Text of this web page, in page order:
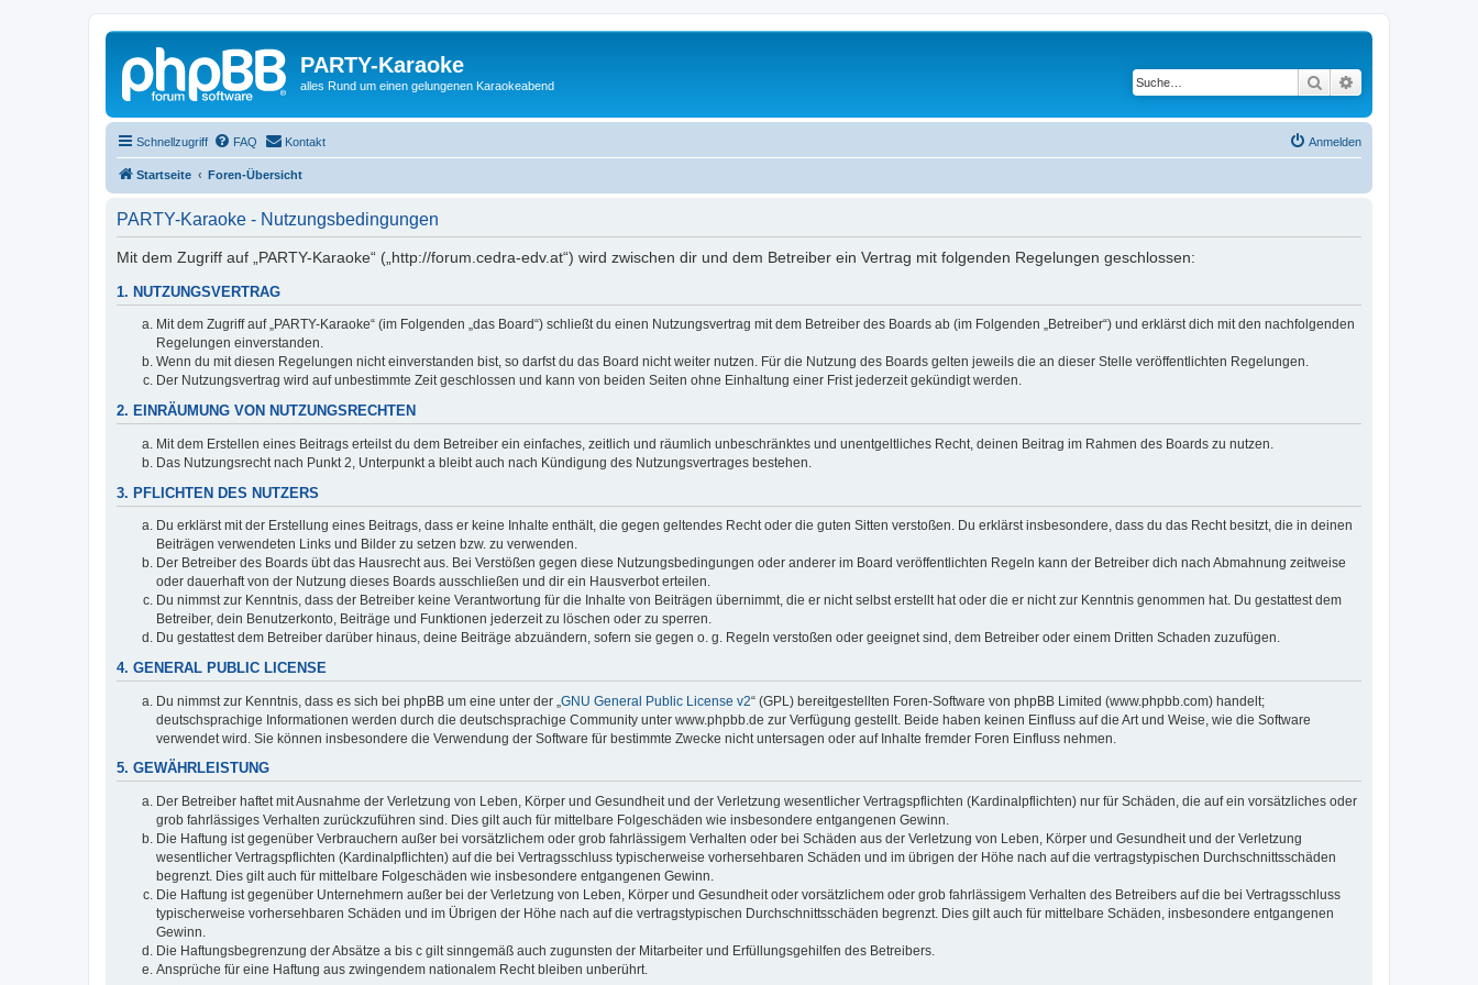
PARTY-Karaoke
alles Rund um einen gelungenen Karaokeabend Suche
Schnellzugriff FAQ Kontakt Anmelden
Startseite Foren-Übersicht
PARTY-Karaoke - Nutzungsbedingungen
Mit dem Zugriff auf „PARTY-Karaoke“ („http://forum.cedra-edv.at“) wird zwischen dir und dem Betreiber ein Vertrag mit folgenden Regelungen geschlossen:
1. NUTZUNGSVERTRAG
Mit dem Zugriff auf „PARTY-Karaoke“ (im Folgenden „das Board“) schließt du einen Nutzungsvertrag mit dem Betreiber des Boards ab (im Folgenden „Betreiber“) und erklärst dich mit den nachfolgenden
Regelungen einverstanden.
Wenn du mit diesen Regelungen nicht einverstanden bist, so darfst du das Board nicht weiter nutzen. Für die Nutzung des Boards gelten jeweils die an dieser Stelle veröffentlichten Regelungen.
Der Nutzungsvertrag wird auf unbestimmte Zeit geschlossen und kann von beiden Seiten ohne Einhaltung einer Frist jederzeit gekündigt werden.
2. EINRÄUMUNG VON NUTZUNGSRECHTEN
Mit dem Erstellen eines Beitrags erteilst du dem Betreiber ein einfaches, zeitlich und räumlich unbeschränktes und unentgeltliches Recht, deinen Beitrag im Rahmen des Boards zu nutzen.
Das Nutzungsrecht nach Punkt 2, Unterpunkt a bleibt auch nach Kündigung des Nutzungsvertrages bestehen.
3. PFLICHTEN DES NUTZERS
Du erklärst mit der Erstellung eines Beitrags, dass er keine Inhalte enthält, die gegen geltendes Recht oder die guten Sitten verstoßen. Du erklärst insbesondere, dass du das Recht besitzt, die in deinen
Beiträgen verwendeten Links und Bilder zu setzen bzw. zu verwenden.
Der Betreiber des Boards übt das Hausrecht aus. Bei Verstößen gegen diese Nutzungsbedingungen oder anderer im Board veröffentlichten Regeln kann der Betreiber dich nach Abmahnung zeitweise
oder dauerhaft von der Nutzung dieses Boards ausschließen und dir ein Hausverbot erteilen.
Du nimmst zur Kenntnis, dass der Betreiber keine Verantwortung für die Inhalte von Beiträgen übernimmt, die er nicht selbst erstellt hat oder die er nicht zur Kenntnis genommen hat. Du gestattest dem
Betreiber, dein Benutzerkonto, Beiträge und Funktionen jederzeit zu löschen oder zu sperren.
Du gestattest dem Betreiber darüber hinaus, deine Beiträge abzuändern, sofern sie gegen o. g. Regeln verstoßen oder geeignet sind, dem Betreiber oder einem Dritten Schaden zuzufügen.
4. GENERAL PUBLIC LICENSE
Du nimmst zur Kenntnis, dass es sich bei phpBB um eine unter der „ GNU General Public License v2“ (GPL) bereitgestellten Foren-Software von phpBB Limited (www.phpbb.com) handelt;
deutschsprachige Informationen werden durch die deutschsprachige Community unter www.phpbb.de zur Verfügung gestellt. Beide haben keinen Einfluss auf die Art und Weise, wie die Software
verwendet wird. Sie können insbesondere die Verwendung der Software für bestimmte Zwecke nicht untersagen oder auf Inhalte fremder Foren Einfluss nehmen.
5. GEWÄHRLEISTUNG
Der Betreiber haftet mit Ausnahme der Verletzung von Leben, Körper und Gesundheit und der Verletzung wesentlicher Vertragspflichten (Kardinalpflichten) nur für Schäden, die auf ein vorsätzliches oder
grob fahrlässiges Verhalten zurückzuführen sind. Dies gilt auch für mittelbare Folgeschäden wie insbesondere entgangenen Gewinn.
Die Haftung ist gegenüber Verbrauchern außer bei vorsätzlichem oder grob fahrlässigem Verhalten oder bei Schäden aus der Verletzung von Leben, Körper und Gesundheit und der Verletzung
wesentlicher Vertragspflichten (Kardinalpflichten) auf die bei Vertragsschluss typischerweise vorhersehbaren Schäden und im übrigen der Höhe nach auf die vertragstypischen Durchschnittsschäden
begrenzt. Dies gilt auch für mittelbare Folgeschäden wie insbesondere entgangenen Gewinn.
Die Haftung ist gegenüber Unternehmern außer bei der Verletzung von Leben, Körper und Gesundheit oder vorsätzlichem oder grob fahrlässigem Verhalten des Betreibers auf die bei Vertragsschluss
typischerweise vorhersehbaren Schäden und im Übrigen der Höhe nach auf die vertragstypischen Durchschnittsschäden begrenzt. Dies gilt auch für mittelbare Schäden, insbesondere entgangenen
Gewinn.
Die Haftungsbegrenzung der Absätze a bis c gilt sinngemäß auch zugunsten der Mitarbeiter und Erfüllungsgehilfen des Betreibers.
Ansprüche für eine Haftung aus zwingendem nationalem Recht bleiben unberührt.